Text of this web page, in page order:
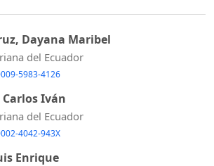
Dayana Maribel
del Ecuador
5983-4126
Iván
del Ecuador
4042-943X
Enrique